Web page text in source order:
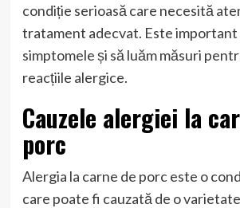
condiție serioasă care necesită
tratament adecvat. Este important
simptomele și să luăm măsuri
reacțiile alergice.
Cauzele alergiei la
porc
Alergia la carne de porc este o
care poate fi cauzată de o